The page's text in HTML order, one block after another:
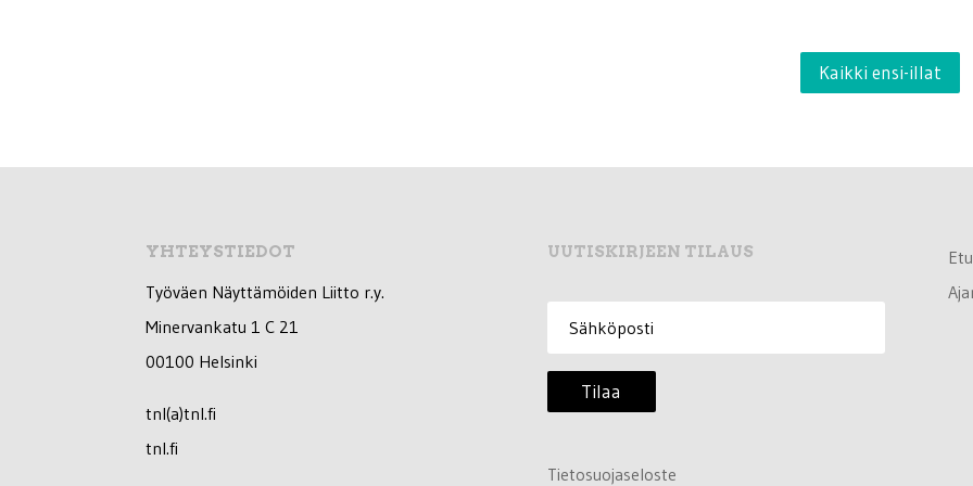
Kaikki ensi-illat
YHTEYSTIEDOT
Työväen Näyttämöiden Liitto r.y.
Minervankatu 1 C 21
00100 Helsinki
tnl(a)tnl.fi
tnl.fi
UUTISKIRJEEN TILAUS
Tilaa
Tietosuojaseloste